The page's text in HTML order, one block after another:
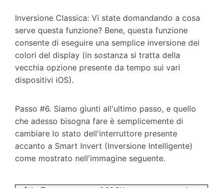
Inversione Classica: Vi state domandando a cosa
serve questa funzione? Bene, questa funzione
consente di eseguire una semplice inversione dei
colori del display (in sostanza si tratta della
vecchia opzione presente da tempo sui vari
dispositivi iOS).
Passo #6. Siamo giunti all'ultimo passo, e quello
che adesso bisogna fare è semplicemente di
cambiare lo stato dell'interruttore presente
accanto a Smart Invert (Inversione Intelligente)
come mostrato nell'immagine seguente.